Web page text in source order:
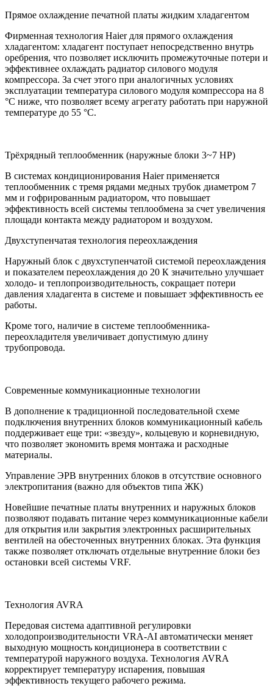
Прямое охлаждение печатной платы жидким хладагентом
Фирменная технология Haier для прямого охлаждения
хладагентом: хладагент поступает непосредственно внутрь
оребрения, что позволяет исключить промежуточные потери и
эффективнее охлаждать радиатор силового модуля
компрессора. За счет этого при аналогичных условиях
эксплуатации температура силового модуля компрессора на 8
°С ниже, что позволяет всему агрегату работать при наружной
температуре до 55 °С.
Трёхрядный теплообменник (наружные блоки 3~7 HP)
В системах кондиционирования Haier применяется
теплообменник с тремя рядами медных трубок диаметром 7
мм и гофрированным радиатором, что повышает
эффективность всей системы теплообмена за счет увеличения
площади контакта между радиатором и воздухом.
Двухступенчатая технология переохлаждения
Наружный блок с двухступенчатой системой переохлаждения
и показателем переохлаждения до 20 К значительно улучшает
холодо- и теплопроизводительность, сокращает потери
давления хладагента в системе и повышает эффективность ее
работы.
Кроме того, наличие в системе теплообменника-
переохладителя увеличивает допустимую длину
трубопровода.
Современные коммуникационные технологии
В дополнение к традиционной последовательной схеме
подключения внутренних блоков коммуникационный кабель
поддерживает еще три: «звезду», кольцевую и корневидную,
что позволяет экономить время монтажа и расходные
материалы.
Управление ЭРВ внутренних блоков в отсутствие основного
электропитания (важно для объектов типа ЖК)
Новейшие печатные платы внутренних и наружных блоков
позволяют подавать питание через коммуникационные кабели
для открытия или закрытия электронных расширительных
вентилей на обесточенных внутренних блоках. Эта функция
также позволяет отключать отдельные внутренние блоки без
остановки всей системы VRF.
Технология AVRA
Передовая система адаптивной регулировки
холодопроизводительности VRA-AI автоматически меняет
выходную мощность кондиционера в соответствии с
температурой наружного воздуха. Технология AVRA
корректирует температуру испарения, повышая
эффективность текущего рабочего режима.